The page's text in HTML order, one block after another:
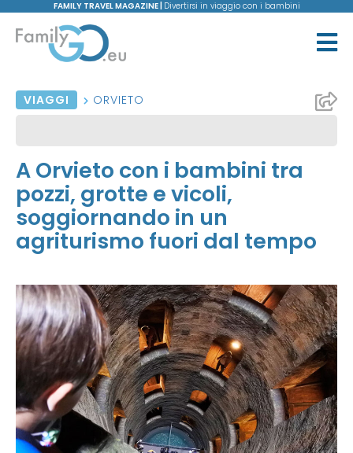
FAMILY TRAVEL MAGAZINE | Divertirsi in viaggio con i bambini
VIAGGI ORVIETO
A Orvieto con i bambini tra
pozzi, grotte e vicoli,
soggiornando in un
agriturismo fuori dal tempo